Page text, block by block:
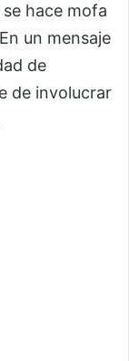
hace mofa
un mensaje
de
de involucrar